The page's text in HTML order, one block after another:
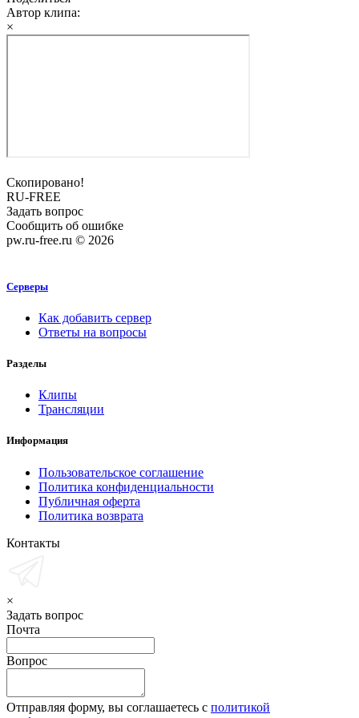
Автор клипа:
×
Скопировано!
RU-FREE
Задать вопрос
Сообщить об ошибке
pw.ru-free.ru © 2026
Серверы
Как добавить сервер
Ответы на вопросы
Разделы
Клипы
Трансляции
Информация
Пользовательское соглашение
Политика конфиденциальности
Публичная оферта
Политика возврата
Контакты
×
Задать вопрос
Почта
Вопрос
Отправляя форму, вы соглашаетесь с политикой